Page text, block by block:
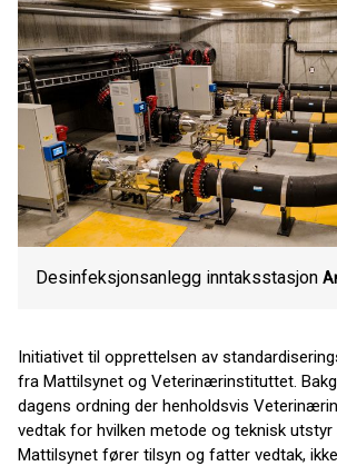
Desinfeksjonsanlegg inntaksstasjon
Initiativet til opprettelsen av
fra Mattilsynet og Veterinærinstituttet.
dagens ordning der henholdsvis
vedtak for hvilken metode og teknisk
Mattilsynet fører tilsyn og fatter vedtak,